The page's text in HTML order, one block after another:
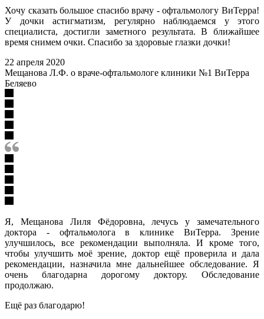
Хочу сказать большое спасибо врачу - офтальмологу ВиТерра!
У дочки астигматизм, регулярно наблюдаемся у этого
специалиста, достигли заметного результата. В ближайшее
время снимем очки. Спасибо за здоровые глазки дочки!
22 апреля 2020
Мещанова Л.Ф. о враче-офтальмологе клиники №1 ВиТерра
Беляево
Я, Мещанова Лиля Фёдоровна, лечусь у замечательного
доктора - офтальмолога в клинике ВиТерра. Зрение
улучшилось, все рекомендации выполняла. И кроме того,
чтобы улучшить моё зрение, доктор ещё проверила и дала
рекомендации, назначила мне дальнейшее обследование. Я
очень благодарна дорогому доктору. Обследование
продолжаю.
Ещё раз благодарю!